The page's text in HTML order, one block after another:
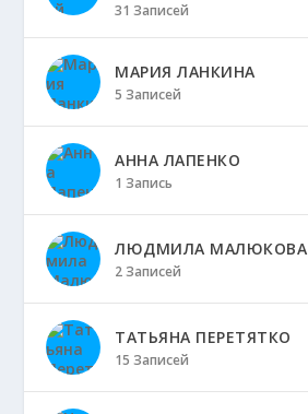
31 Записей
МАРИЯ ЛАНКИНА
5 Записей
АННА ЛАПЕНКО
1 Запись
ЛЮДМИЛА МАЛЮКОВА
2 Записей
ТАТЬЯНА ПЕРЕТЯТКО
15 Записей